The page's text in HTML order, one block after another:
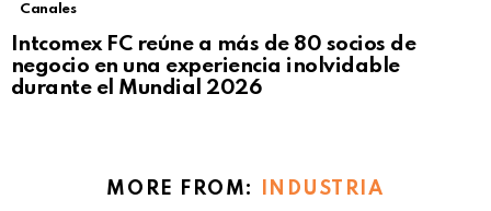
Canales
Intcomex FC reúne a más de 80 socios de
negocio en una experiencia inolvidable
durante el Mundial 2026
MORE FROM: INDUSTRIA